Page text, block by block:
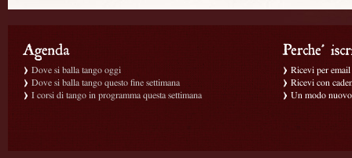
Dove si balla tango oggi
Dove si balla tango questo fine settimana
I corsi di tango in programma questa settimana
Ricevi per
Ricevi con
Un modo